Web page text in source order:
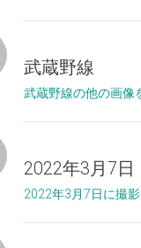
武蔵野線
武蔵野線の他の画像
2022年3月7日
2022年3月7日に撮